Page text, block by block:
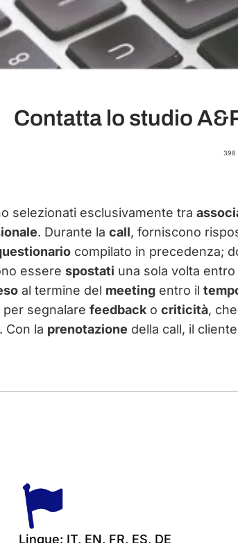
Contatta lo studio
398
selezionati esclusivamente tra
. Durante la call, forniscono
compilato in precedenza;
essere spostati una sola volta entro
al termine del meeting entro il
per segnalare feedback o criticità,
. Con la prenotazione della call, il
Lingue: IT, EN, FR, ES, DE